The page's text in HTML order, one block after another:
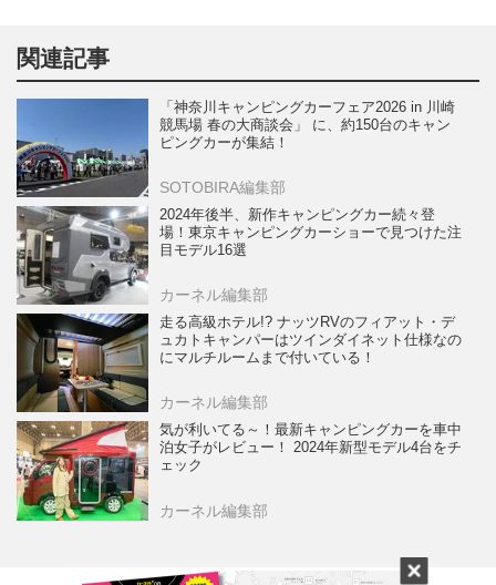
関連記事
「神奈川キャンピングカーフェア2026 in 川崎
競馬場 春の大商談会」 に、約150台のキャン
ピングカーが集結！
SOTOBIRA編集部
2024年後半、新作キャンピングカー続々登
場！東京キャンピングカーショーで見つけた注
目モデル16選
カーネル編集部
走る高級ホテル!? ナッツRVのフィアット・デ
ュカトキャンパーはツインダイネット仕様なの
にマルチルームまで付いている！
カーネル編集部
気が利いてる～！最新キャンピングカーを車中
泊女子がレビュー！ 2024年新型モデル4台をチ
ェック
カーネル編集部